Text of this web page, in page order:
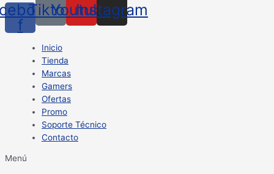
f
TiktokYoutube
Instagram
Inicio
Tienda
Marcas
Gamers
Ofertas
Promo
Soporte Técnico
Contacto
Menú